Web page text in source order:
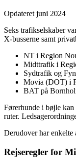
Opdateret juni 2024
Seks trafikselskaber
X-busserne samt
NT i Region
Midttrafik i
Sydtrafik og
Movia (DOT) i
BAT på
Førerhunde i bøjle kan
ruter.
Derudover har enkelte
Rejseregler for